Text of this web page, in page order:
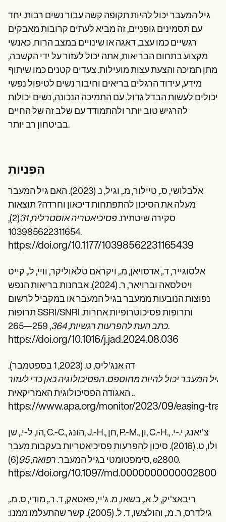
גיל המעבר יכול להיות תקופה קשה עבור נשים רבות. יחד
עם תסמינים גופניים, זה מביא לעתים קרובות מאבקים
רגשיים כמו עצב, דאגה או שינויים במצב הרוח. כאנשי
מקצוע בתחום הבריאות, אתה יכול לעזור על ידי הקשבה,
מתן תמיכה והצעת עצות מועילות. צעדים קטנים כמו שיתוף
מידע, עידוד הרגלים בריאים וחיבור נשים לטיפול נפשי
יכולים לעשות הבדל גדול. עם התמיכה הנכונה, נשים יכולות
להרגיש טוב יותר ולהתמודד עם שלב זה של החיים
בביטחון רב יותר.
הפניות
אלבלושי, ס., טיילור, מ., וגיל, נ. (2023). האם גיל המעבר
מעלה את הסיכון להתפתחות דיכאון וחרדה? תוצאות
סקירה שיטתית.פסיכיאטריה אוסטרלית,
31
(2),
103985622311654.
https://doi.org/10.1177/10398562231165439
אלסוגייר, ד., אדסויאן, מ., ויקראם טלאוליקר, וויי, ל., קייט
ויטלסאה וברויאר, ר. (2024). אבחנות בריאות הנפש
נפוצות הנובעות ממעבר בגיל המעבר או במקביל לרשום
תרופות SSRI/SNRI ותרופות פסיכוטרופיות אחרות.
כתב העת להפרעות רגשיות,
364 , 259—265.
https://doi.org/10.1016/j.jad.2024.08.036
דה אנג'ליס, ט. (2023, 1 בספטמבר).
גיל המעבר יכול להיות מחוספס. הפסיכולוגיה כאן כדי לעזור
. האגודה הפסיכולוגית האמריקאית.
https://www.apa.org/monitor/2023/09/easing-
הו, ל-י., שן, C.-C., הונג, J.-H., חן, P.-M., ון, C.-H., צ'יאנג, י.-י.
ולו, ט. (2016). סיכון להפרעות פסיכיאטריות בעקבות מעבר
סימפטומטי בגיל המעבר. רפואה,
95 (6), e2800.
https://doi.org/10.1097/md.0000000000002800
ריבאצ'יק, ל. א., בשאו, מ. ג'יי, פאטאק, ד. ר., מודי, ס. מ.,
גילדרס, ר. מ., והולצשו, ד. ל. (2005). קשר שהתעלמו ממנו: